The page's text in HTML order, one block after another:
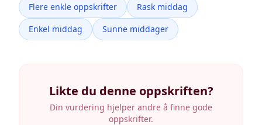
Flere enkle oppskrifter
Rask middag
Enkel middag
Sunne middager
Likte du denne oppskriften?
Din vurdering hjelper andre å finne gode
oppskrifter.